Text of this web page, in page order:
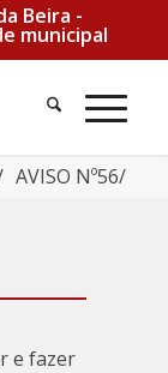
Beira -
municipal
Pesquisa
AVISO Nº56/
e fazer